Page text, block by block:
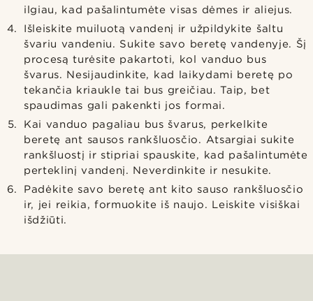
ilgiau, kad pašalintumėte visas dėmes ir aliejus.
Išleiskite muiluotą vandenį ir užpildykite šaltu
švariu vandeniu. Sukite savo beretę vandenyje. Šį
procesą turėsite pakartoti, kol vanduo bus
švarus. Nesijaudinkite, kad laikydami beretę po
tekančia kriaukle tai bus greičiau. Taip, bet
spaudimas gali pakenkti jos formai.
Kai vanduo pagaliau bus švarus, perkelkite
beretę ant sausos rankšluosčio. Atsargiai sukite
rankšluostį ir stipriai spauskite, kad pašalintumėte
perteklinį vandenį. Neverdinkite ir nesukite.
Padėkite savo beretę ant kito sauso rankšluosčio
ir, jei reikia, formuokite iš naujo. Leiskite visiškai
išdžiūti.